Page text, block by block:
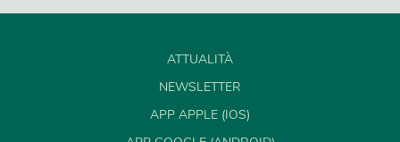
ATTUALITÀ
NEWSLETTER
APP APPLE (IOS)